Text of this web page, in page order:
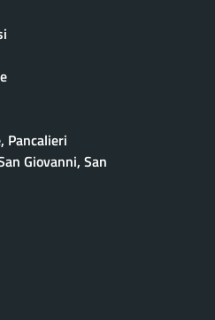
Pancalieri
Giovanni, San